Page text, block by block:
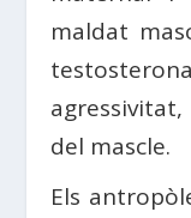
maldat
del mascle.
Els